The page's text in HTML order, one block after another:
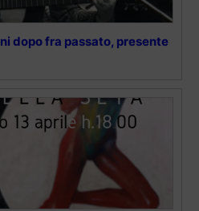
dopo fra passato, presente